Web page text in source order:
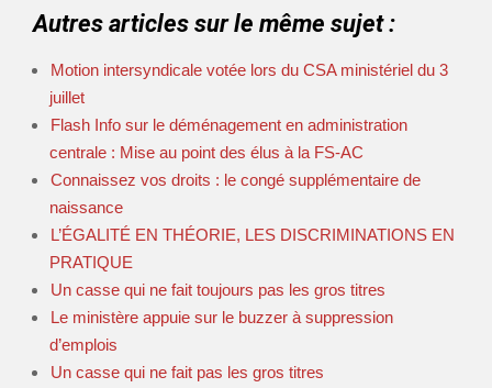
Autres articles sur le même sujet :
Motion intersyndicale votée lors du CSA ministériel du 3
juillet
Flash Info sur le déménagement en administration
centrale : Mise au point des élus à la FS-AC
Connaissez vos droits : le congé supplémentaire de
naissance
L’ÉGALITÉ EN THÉORIE, LES DISCRIMINATIONS EN
PRATIQUE
Un casse qui ne fait toujours pas les gros titres
Le ministère appuie sur le buzzer à suppression
d’emplois
Un casse qui ne fait pas les gros titres